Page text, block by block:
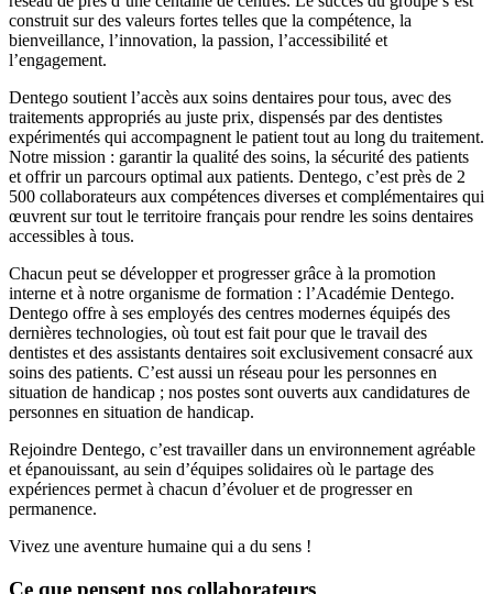
construit sur des valeurs fortes telles que la compétence, la
bienveillance, l’innovation, la passion, l’accessibilité et
l’engagement.
Dentego soutient l’accès aux soins dentaires pour tous, avec des
traitements appropriés au juste prix, dispensés par des dentistes
expérimentés qui accompagnent le patient tout au long du traitement.
Notre mission : garantir la qualité des soins, la sécurité des patients
et offrir un parcours optimal aux patients. Dentego, c’est près de 2
500 collaborateurs aux compétences diverses et complémentaires qui
œuvrent sur tout le territoire français pour rendre les soins dentaires
accessibles à tous.
Chacun peut se développer et progresser grâce à la promotion
interne et à notre organisme de formation : l’Académie Dentego.
Dentego offre à ses employés des centres modernes équipés des
dernières technologies, où tout est fait pour que le travail des
dentistes et des assistants dentaires soit exclusivement consacré aux
soins des patients. C’est aussi un réseau pour les personnes en
situation de handicap ; nos postes sont ouverts aux candidatures de
personnes en situation de handicap.
Rejoindre Dentego, c’est travailler dans un environnement agréable
et épanouissant, au sein d’équipes solidaires où le partage des
expériences permet à chacun d’évoluer et de progresser en
permanence.
Vivez une aventure humaine qui a du sens !
Ce que pensent nos collaborateurs